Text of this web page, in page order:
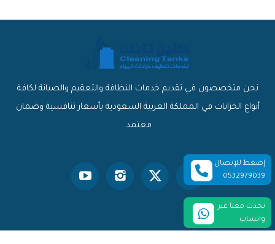
نحن متخصصون في تقديم خدمات النظافة والتعقيم والصيانة لكافة
أنواع الخزانات في المملكة العربية السعودية بأسعار تنافسية وضمان
معتمد.
إضغط للإتصال
0532979039
تحدث معنا عبر
واتساب